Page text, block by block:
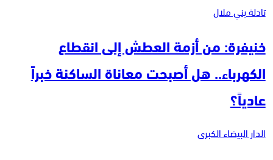
تادلة بني ملال
خنيفرة: من أزمة العطش إلى انقطاع
الكهرباء.. هل أصبحت معاناة الساكنة خبراً
عادياً؟
الدار البيضاء الكبرى